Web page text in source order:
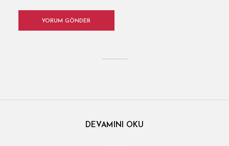
DEVAMINI OKU